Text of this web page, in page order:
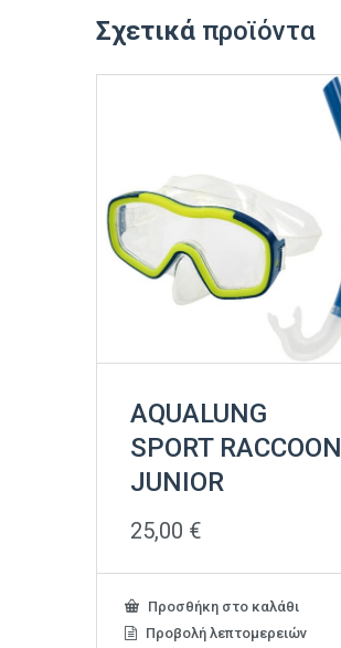
Σχετικά προϊόντα
AQUALUNG
SPORT RACCOON
JUNIOR
25,00 €
Προσθήκη στο καλάθι
Προβολή λεπτομερειών